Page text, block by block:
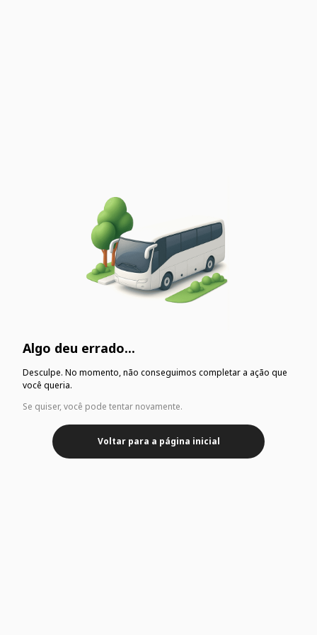
Algo deu errado...
Desculpe. No momento, não conseguimos completar a ação que
você queria.
Se quiser, você pode tentar novamente.
Voltar para a página inicial